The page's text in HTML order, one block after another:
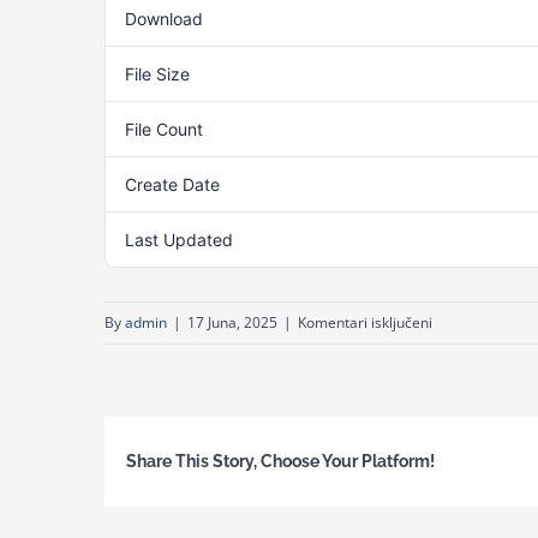
Download
File Size
File Count
Create Date
Last Updated
Byadmin | 17 Juna, 2025 | Komentari isključeni
javnim
Share This Story, Choose Your Platform!